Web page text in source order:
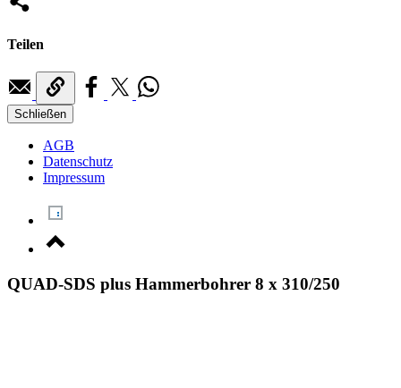
Teilen
Schließen
AGB
Datenschutz
Impressum
QUAD-SDS plus Hammerbohrer 8 x 310/250